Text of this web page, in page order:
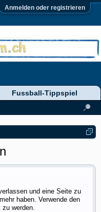
Anmelden oder registrieren
und eine Seite zu
haben. Verwende den
werden.
Fussball-Tippspiel